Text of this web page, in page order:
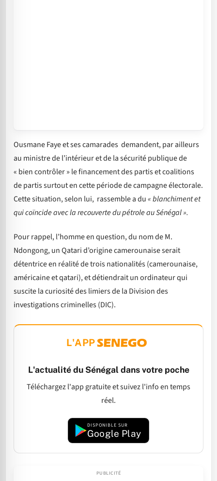
Ousmane Faye et ses camarades demandent, par ailleurs
au ministre de l’intérieur et de la sécurité publique de
« bien contrôler » le financement des partis et coalitions
de partis surtout en cette période de campagne électorale.
Cette situation, selon lui, rassemble a du« blanchiment et
qui coïncide avec la recouverte du pétrole au Sénégal ».
Pour rappel, l’homme en question, du nom de M.
Ndongong, un Qatari d’origine camerounaise serait
détentrice en réalité de trois nationalités (camerounaise,
américaine et qatari), et détiendrait un ordinateur qui
suscite la curiosité des limiers de la Division des
investigations criminelles (DIC).
L'APP
L'actualité du Sénégal dans votre poche
Téléchargez l'app gratuite et suivez l'info en temps
réel.
DISPONIBLE SUR
Google Play